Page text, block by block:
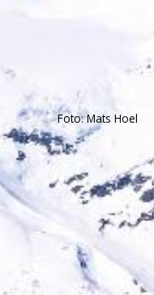
Foto: Mats Hoel